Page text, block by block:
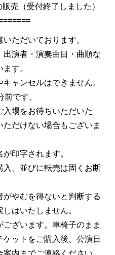
売（受付終了しました）
ただいております。
演者・演奏曲目・曲順な
す。
ャンセルはできません。
です。
場をお待ちいただいた
だけない場合もございま
印字されます。
、並びに転売は固くお断
やむを得ないと判断する
はいたしません。
ざいます。車椅子のまま
ットをご購入後、公演日
内までご連絡ください。